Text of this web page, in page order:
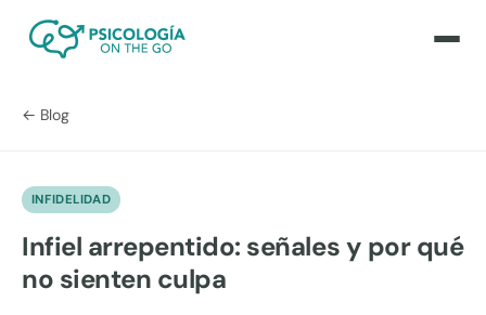
← Blog
INFIDELIDAD
Infiel arrepentido: señales y por qué
no sienten culpa